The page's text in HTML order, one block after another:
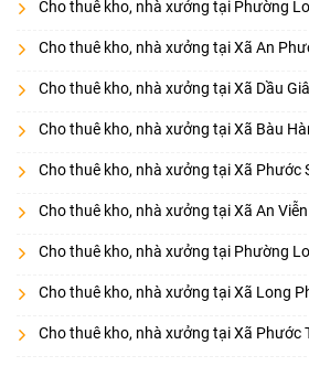
Cho thuê kho, nhà xưởng tại Phường
Cho thuê kho, nhà xưởng tại Xã An
Cho thuê kho, nhà xưởng tại Xã Dầu
Cho thuê kho, nhà xưởng tại Xã Bàu
Cho thuê kho, nhà xưởng tại Xã Phước
Cho thuê kho, nhà xưởng tại Xã An Viễn
Cho thuê kho, nhà xưởng tại Phường
Cho thuê kho, nhà xưởng tại Xã Long
Cho thuê kho, nhà xưởng tại Xã Phước